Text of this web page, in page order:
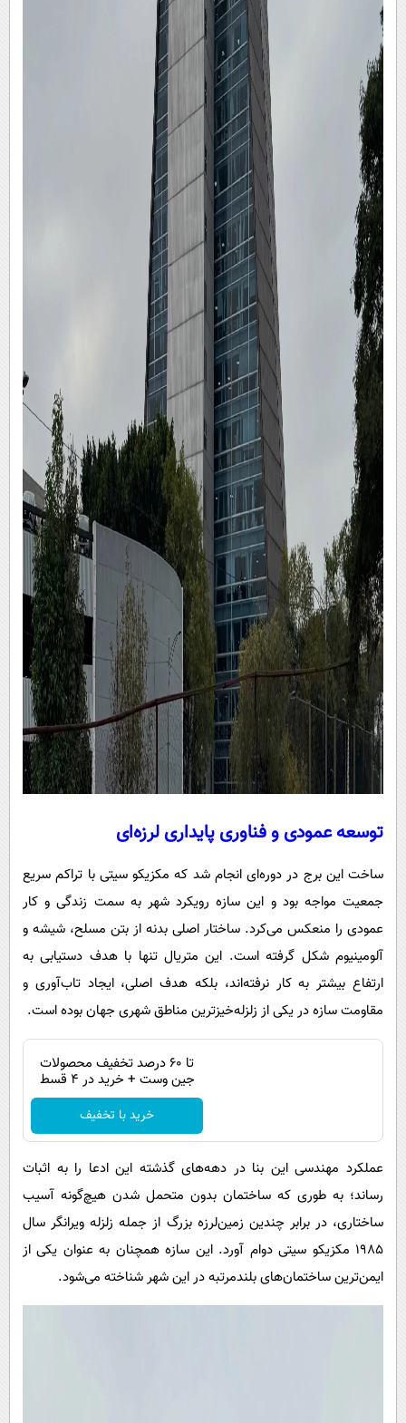
توسعه عمودی و فناوری پایداری لرزه‌ای
ساخت این برج در دوره‌ای انجام شد که مکزیکو سیتی با تراکم سریع
جمعیت مواجه بود و این سازه رویکرد شهر به سمت زندگی و کار
عمودی را منعکس می‌کرد. ساختار اصلی بدنه از بتن مسلح، شیشه و
آلومینیوم شکل گرفته است. این متریال تنها با هدف دستیابی به
ارتفاع بیشتر به کار نرفته‌اند، بلکه هدف اصلی، ایجاد تاب‌آوری و
مقاومت سازه در یکی از زلزله‌خیزترین مناطق شهری جهان بوده است.
تا 60 درصد تخفیف محصولات
جین وست + خرید در 4 قسط
خرید با تخفیف
عملکرد مهندسی این بنا در دهه‌های گذشته این ادعا را به اثبات
رساند؛ به طوری که ساختمان بدون متحمل شدن هیچ‌گونه آسیب
ساختاری، در برابر چندین زمین‌لرزه بزرگ از جمله زلزله ویرانگر سال
۱۹۸۵ مکزیکو سیتی دوام آورد. این سازه همچنان به عنوان یکی از
ایمن‌ترین ساختمان‌های بلندمرتبه در این شهر شناخته می‌شود.